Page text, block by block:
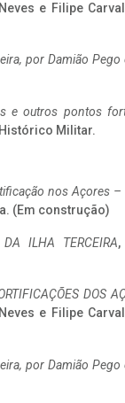
e Filipe
por Damião Pego
e outros pontos
Militar.
nos Açores
(Em construção)
DA ILHA TERCEIRA,
DOS
e Filipe
por Damião Pego